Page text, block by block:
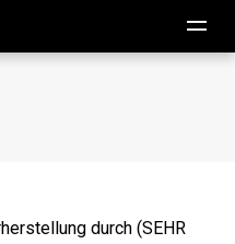
durch (SEHR